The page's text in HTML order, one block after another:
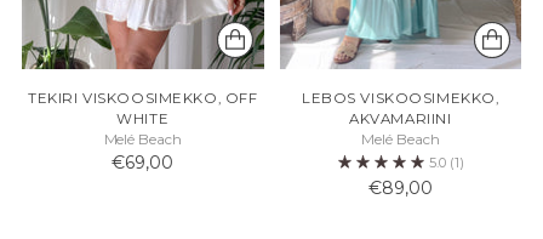
TEKIRI VISKOOSIMEKKO, OFF
WHITE
Melé Beach
€69,00
LEBOS VISKOOSIMEKKO,
AKVAMARIINI
Melé Beach
5.0 (1)
€89,00